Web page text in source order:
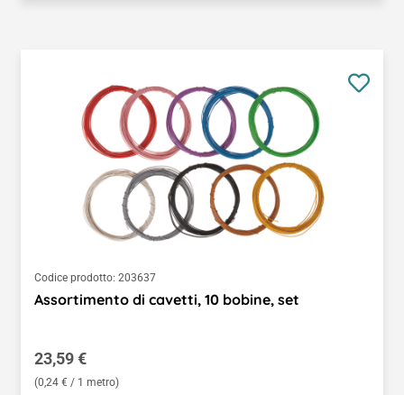
Codice prodotto: 203637
Assortimento di cavetti, 10 bobine, set
Prezzo normale:
23,59 €
(0,24 € / 1 metro)